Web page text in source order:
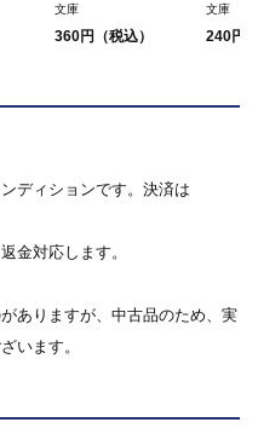
文庫
360円（税込）
文庫
240円
ディションです。決済は
金対応します。
ありますが、中古品のため、実
います。